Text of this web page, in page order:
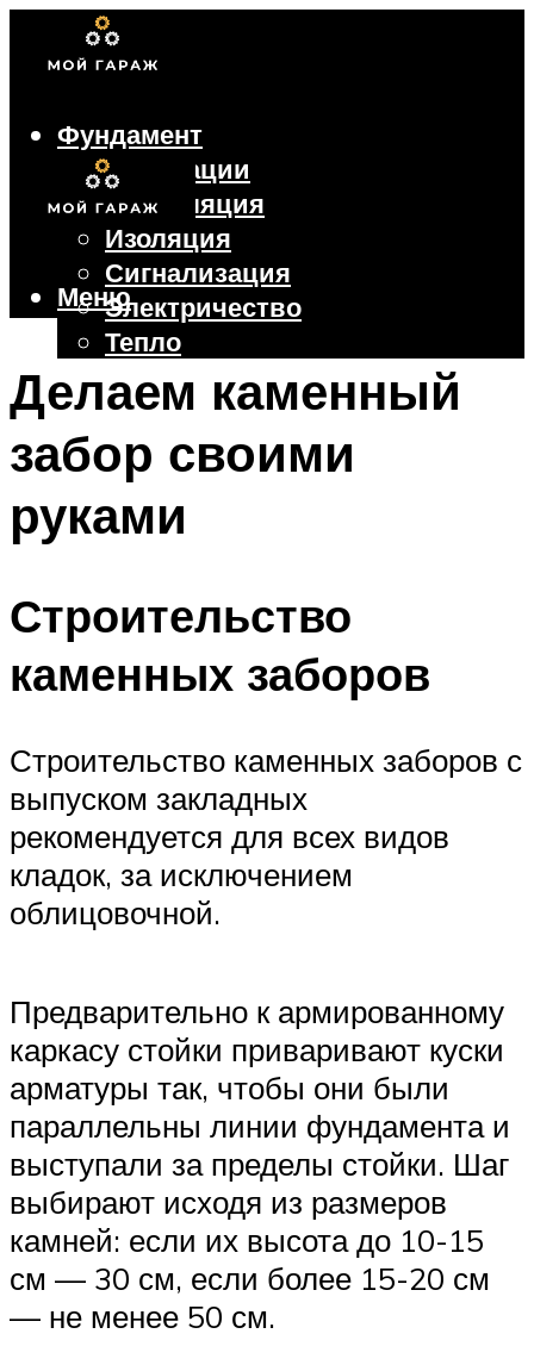
Фундамент
Коммуникации
Вентиляция
Изоляция
Сигнализация
Электричество
Тепло
Крыша
Ворота
Меню
Меню
Делаем каменный
забор своими
руками
Строительство
каменных заборов
Строительство каменных заборов с
выпуском закладных
рекомендуется для всех видов
кладок, за исключением
облицовочной.
Предварительно к армированному
каркасу стойки приваривают куски
арматуры так, чтобы они были
параллельны линии фундамента и
выступали за пределы стойки. Шаг
выбирают исходя из размеров
камней: если их высота до 10-15
см — 30 см, если более 15-20 см
— не менее 50 см.